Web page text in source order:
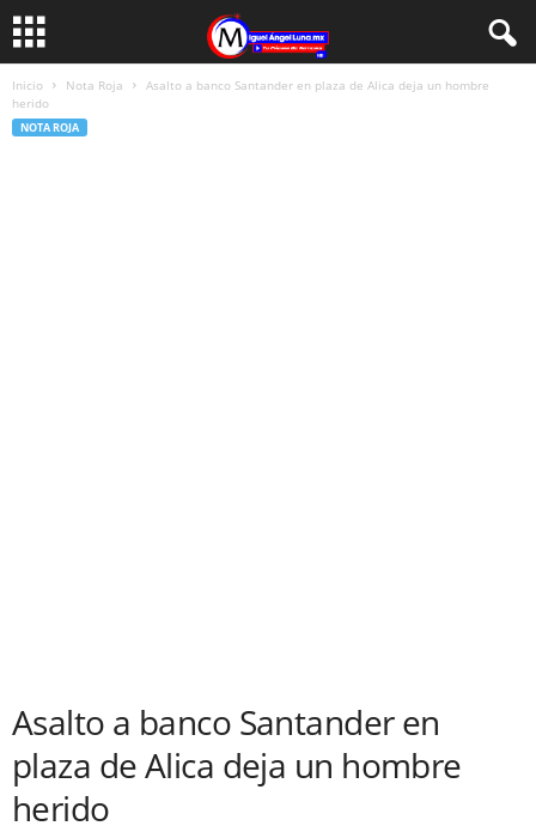
Inicio Nota Roja
Asalto a banco Santander en plaza de Alica deja un hombre
herido
NOTA ROJA
Asalto a banco Santander en
plaza de Alica deja un hombre
herido